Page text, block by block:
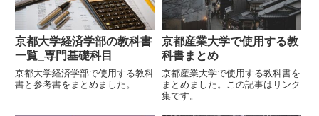
京都大学経済学部の教科書
一覧_専門基礎科目
京都大学経済学部で使用する教科
書と参考書をまとめました。
京都産業大学で使用する教
科書まとめ
京都産業大学で使用する教科書を
まとめました。この記事はリンク
集です。